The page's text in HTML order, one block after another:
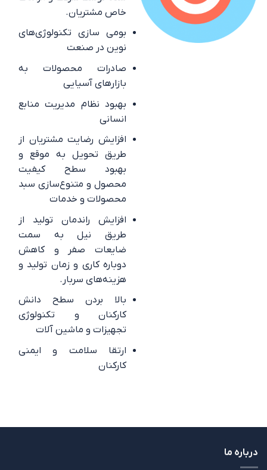
خاص مشتریان.
بومی سازی تکنولوژی‌های
نوین در صنعت
صادرات محصولات به
بازارهای آسیایی
بهبود نظام مدیریت منابع
انسانی
افزایش رضایت مشتریان از
طریق تحویل به موقع و
بهبود سطح کیفیت
محصول و متنوع‌سازی سبد
محصولات و خدمات
افزایش راندمان تولید از
طریق نیل به سمت
ضایعات صفر و کاهش
دوباره کاری و زمان تولید و
هزینه‌های سربار.
بالا بردن سطح دانش
کارکنان و تکنولوژی
تجهیزات و ماشین آلات
ارتقا سلامت و ایمنی
کارکنان
درباره ما